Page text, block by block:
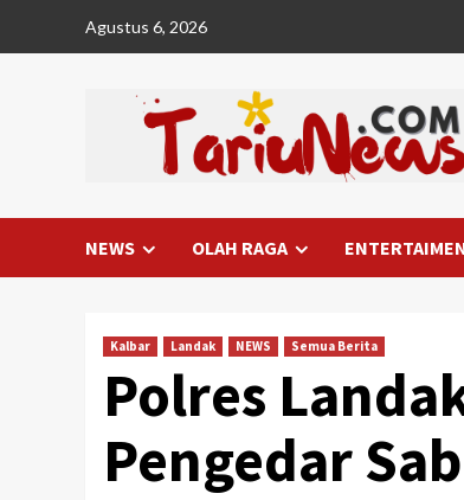
Agustus 6, 2026
NEWS OLAH RAGA
Kalbar Landak NEWS Semua Berita
Polres
Pengedar